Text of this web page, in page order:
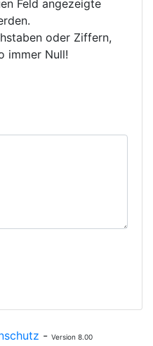
Feld angezeigte
oder Ziffern,
immer Null!
- Version 8.00